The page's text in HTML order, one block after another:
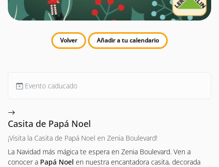
Volver Añadir a tu calendario
Evento caducado
Casita de Papá Noel
¡Visita la Casita de Papá Noel en Zenia Boulevard!
La Navidad más mágica te espera en Zenia Boulevard. Ven a
conocer a Papá Noel en nuestra encantadora casita, decorada